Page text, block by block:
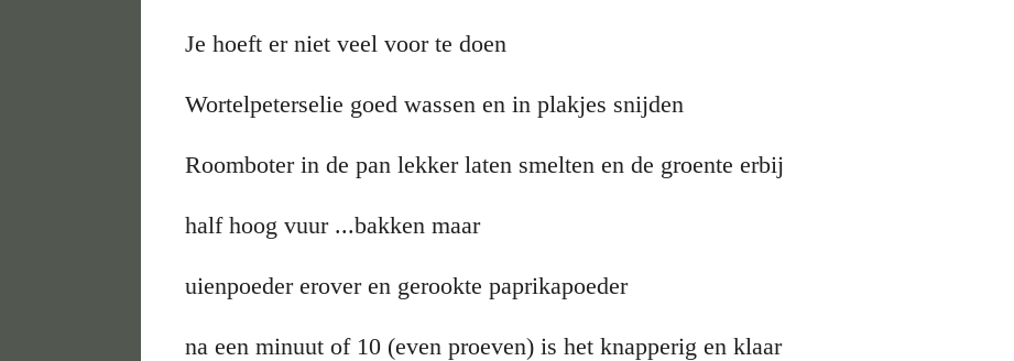
Je hoeft er niet veel voor te doen
Wortelpeterselie goed wassen en in plakjes snijden
Roomboter in de pan lekker laten smelten en de groente erbij
half hoog vuur ...bakken maar
uienpoeder erover en gerookte paprikapoeder
na een minuut of 10 (even proeven) is het knapperig en klaar